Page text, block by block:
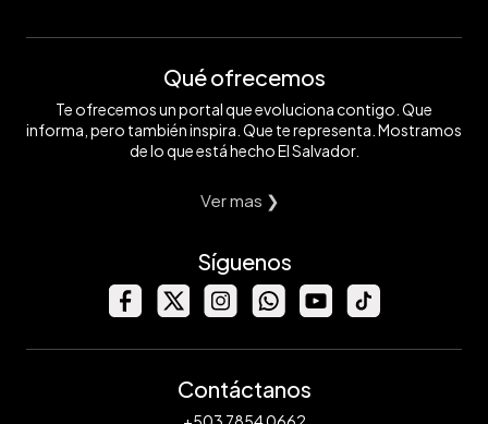
Qué ofrecemos
Te ofrecemos un portal que evoluciona contigo. Que
informa, pero también inspira. Que te representa. Mostramos
de lo que está hecho El Salvador.
Ver mas ❯
Síguenos
Contáctanos